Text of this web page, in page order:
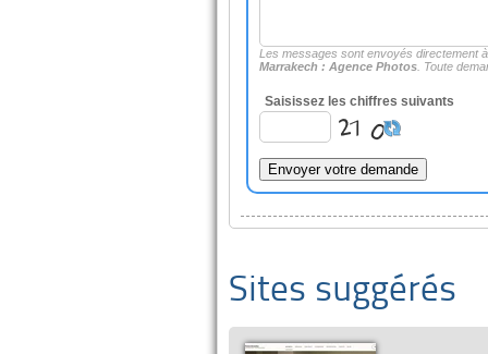
Les messages sont envoyés directement
Marrakech : Agence Photos . Toute
Saisissez les chiffres suivants
Sites suggérés